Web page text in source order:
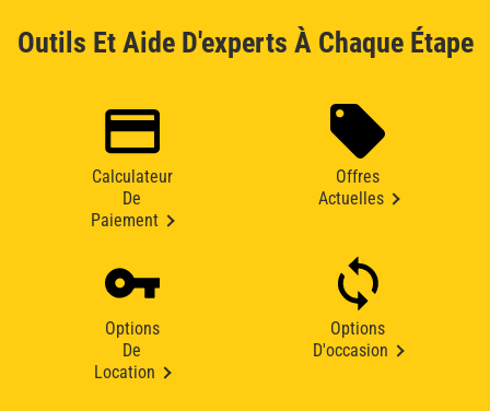
Outils Et Aide D'experts À Chaque Étape
Calculateur
De
Paiement
Offres
Actuelles
Options
De
Location
Options
D'occasion